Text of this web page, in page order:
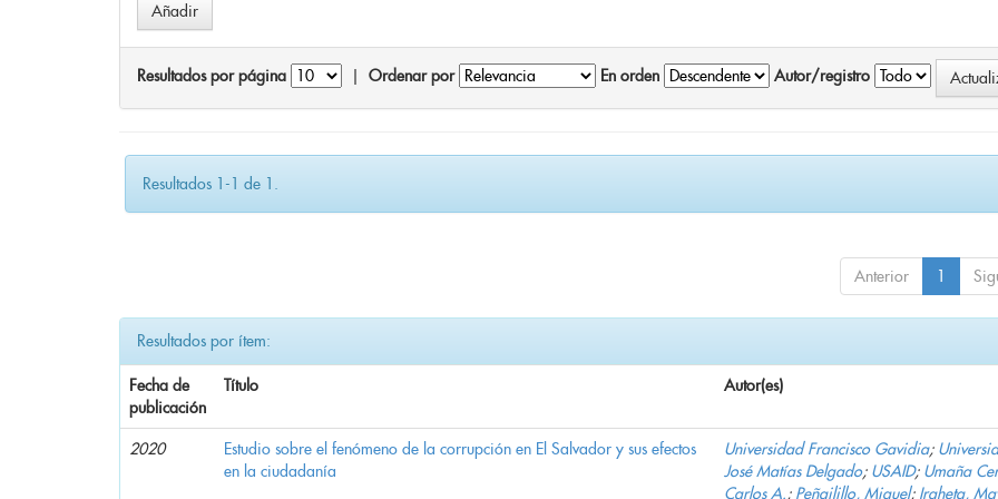
Resultados por página Ordenar por En orden Autor/registro
Resultados 1-1 de 1.
Anterior 1
Resultados por ítem:
Fecha de
publicación
Título Autor(es)
2020
Estudio sobre el fenómeno de la corrupción en El Salvador y sus efectos
en la ciudadanía
Universidad Francisco Gavidia;
José Matías Delgado; USAID; Umaña
Carlos A.; Peñailillo, Miguel; Iraheta,